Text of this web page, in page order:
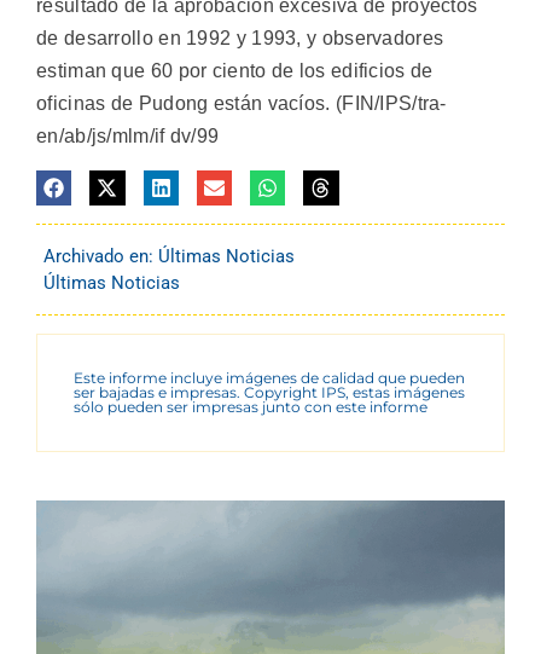
resultado de la aprobación excesiva de proyectos
de desarrollo en 1992 y 1993, y observadores
estiman que 60 por ciento de los edificios de
oficinas de Pudong están vacíos. (FIN/IPS/tra-
en/ab/js/mlm/if dv/99
Archivado en: Últimas Noticias
Últimas Noticias
Este informe incluye imágenes de calidad que pueden
ser bajadas e impresas. Copyright IPS, estas imágenes
sólo pueden ser impresas junto con este informe